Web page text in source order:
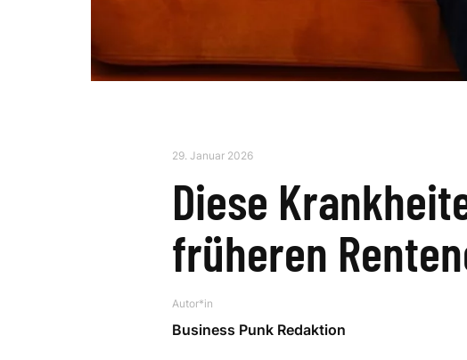
29. Januar 2026
Diese
früheren
Autor*in
Business Punk Redaktion